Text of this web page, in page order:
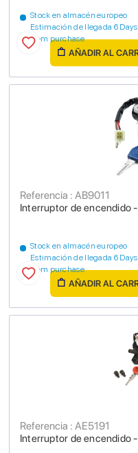
Stock en almacén europeo
Estimación de llegada 6 Days
from purchase
AÑADIR AL
Interruptor de encendido
Referencia : AB9011
Stock en almacén europeo
Estimación de llegada 6 Days
from purchase
AÑADIR AL
Interruptor de encendido
Referencia : AE5191